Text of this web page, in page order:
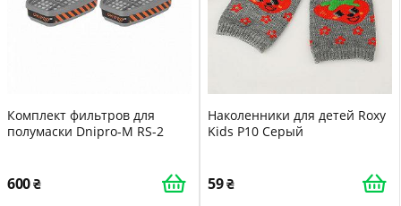
Комплект фильтров для
полумаски Dnipro-M RS-2
600
Наколенники для детей Roxy
Kids P10 Серый
59